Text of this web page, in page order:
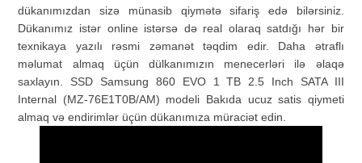
dükanımızdan sizə münasib qiymətə sifariş edə bilərsiniz.
Dükanımız istər online istərsə də real olaraq satdığı hər bir
texnikaya yazılı rəsmi zəmanət təqdim edir. Daha ətraflı
məlumat almaq üçün dülkanımızın menecerləri ilə əlaqə
saxlayın . SSD Samsung 860 EVO 1 TB 2.5 Inch SATA III
Internal (MZ-76E1T0B/AM) modeli Bakıda ucuz satis qiymeti
almaq və endirimlər üçün dükanımıza müraciət edin.